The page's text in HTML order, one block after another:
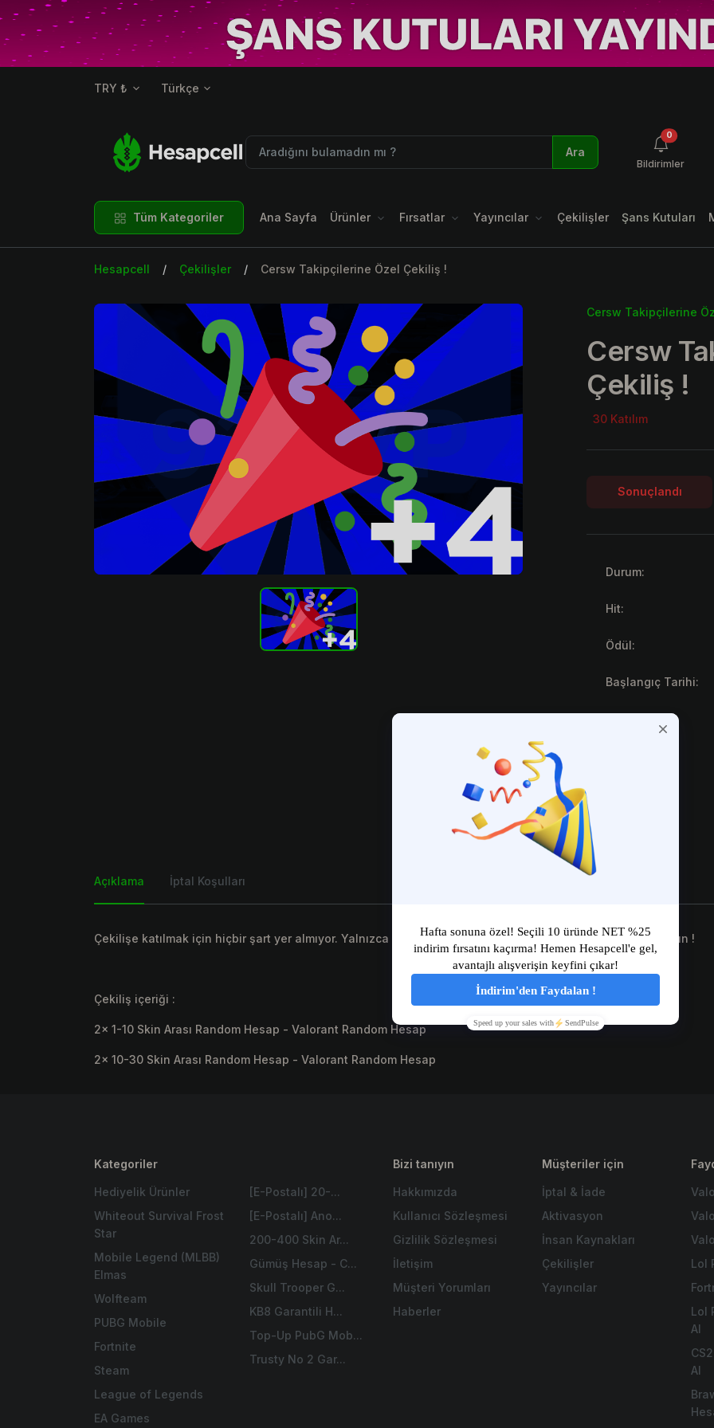
TRY ₺ Türkçe
Ara
0
Bildirimler
Tüm Kategoriler Ana Sayfa Ürünler Fırsatlar Yayıncılar Çekilişler Şans Kutuları
Hesapcell Çekilişler Cersw Takipçilerine Özel Çekiliş !
Cersw Takipçilerine
Cersw
Çekiliş !
30 Katılım
Sonuçlandı
Durum:
Hit:
Ödül:
Başlangıç Tarihi:
Açıklama İptal Koşulları
Çekilişe katılmak için hiçbir şart yer almıyor. Yalnızca sitemize kayıt olun ve çekilişe katıl butonuna tıklayın !
Çekiliş içeriği :
2x 1-10 Skin Arası Random Hesap - Valorant Random Hesap
2x 10-30 Skin Arası Random Hesap - Valorant Random Hesap
Kategoriler
Hediyelik Ürünler
Whiteout Survival Frost
Star
Mobile Legend (MLBB)
Elmas
Wolfteam
PUBG Mobile
Fortnite
Steam
League of Legends
EA Games
[E-Postalı] 20-...
[E-Postalı] Ano...
200-400 Skin Ar...
Gümüş Hesap - C...
Skull Trooper G...
KB8 Garantili H...
Top-Up PubG Mob...
Trusty No 2 Gar...
Bizi tanıyın
Hakkımızda
Kullanıcı Sözleşmesi
Gizlilik Sözleşmesi
İletişim
Müşteri Yorumları
Haberler
Müşteriler için
İptal & İade
Aktivasyon
İnsan Kaynakları
Çekilişler
Yayıncılar
Lol
Lol
Al
Al